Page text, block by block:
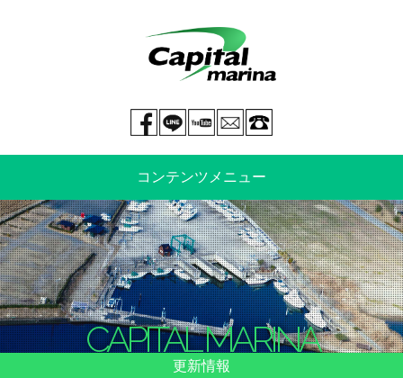
mail
You tube
LINE@
Facebook page
コンテンツメニュー
中古艇情報 新艇情報
船のご売却 整備・特殊艤装
船舶保険 マリーナ情報・料金表
CAPITAL MARINA
更新情報